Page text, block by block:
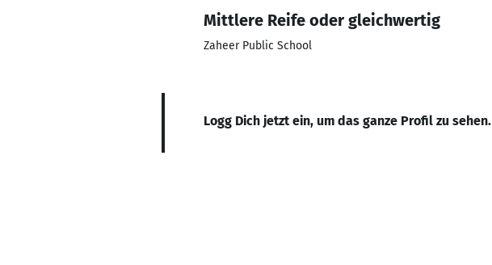
Mittlere Reife oder gleichwertig
Zaheer Public School
Logg Dich jetzt ein, um das ganze Profil zu sehen.